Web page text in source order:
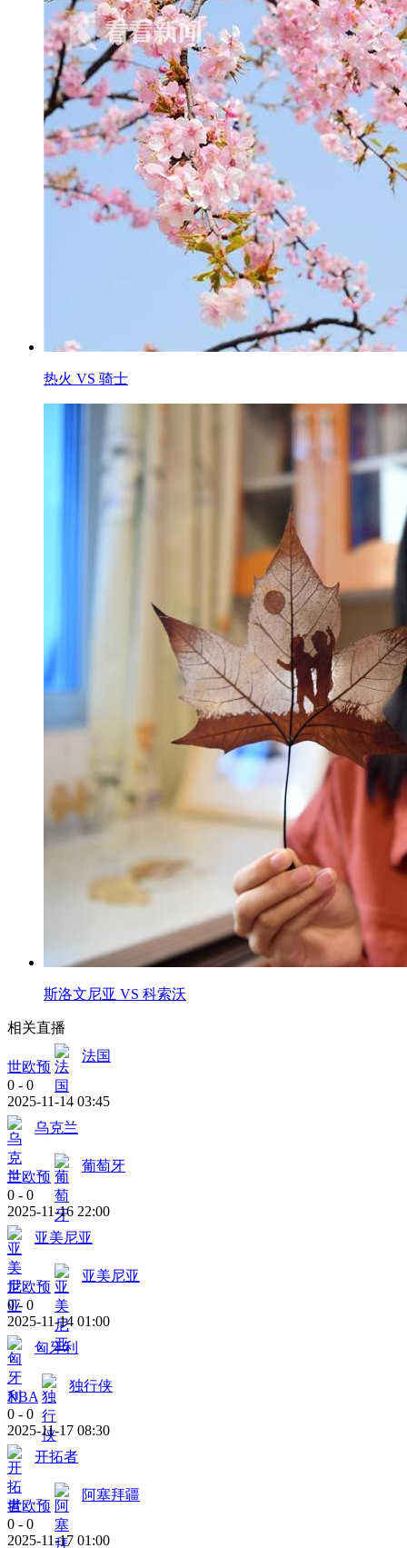
热火 VS 骑士
斯洛文尼亚 VS 科索沃
相关直播
世欧预
法国
0 - 0
2025-11-14 03:45
乌克兰
世欧预
葡萄牙
0 - 0
2025-11-16 22:00
亚美尼亚
世欧预
亚美尼亚
0 - 0
2025-11-14 01:00
匈牙利
NBA
独行侠
0 - 0
2025-11-17 08:30
开拓者
世欧预
阿塞拜疆
0 - 0
2025-11-17 01:00